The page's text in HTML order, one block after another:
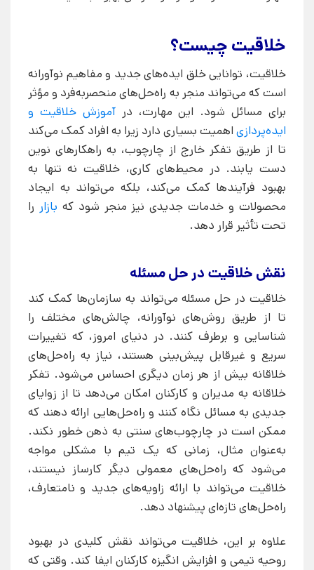
خلاقیت چیست؟
خلاقیت، توانایی خلق ایده‌های جدید و مفاهیم نوآورانه
است که می‌تواند منجر به راه‌حل‌های منحصربه‌فرد و مؤثر
برای مسائل شود. این مهارت، درآموزش خلاقیت و
ایده‌پردازی اهمیت بسیاری دارد زیرا به افراد کمک می‌کند
تا از طریق تفکر خارج از چارچوب، به راهکارهای نوین
دست یابند. در محیط‌های کاری، خلاقیت نه تنها به
بهبود فرآیندها کمک می‌کند، بلکه می‌تواند به ایجاد
محصولات و خدمات جدیدی نیز منجر شود که بازار را
تحت تأثیر قرار دهد.
نقش خلاقیت در حل مسئله
خلاقیت در حل مسئله می‌تواند به سازمان‌ها کمک کند
تا از طریق روش‌های نوآورانه، چالش‌های مختلف را
شناسایی و برطرف کنند. در دنیای امروز، که تغییرات
سریع و غیرقابل پیش‌بینی هستند، نیاز به راه‌حل‌های
خلاقانه بیش از هر زمان دیگری احساس می‌شود. تفکر
خلاقانه به مدیران و کارکنان امکان می‌دهد تا از زوایای
جدیدی به مسائل نگاه کنند و راه‌حل‌هایی ارائه دهند که
ممکن است در چارچوب‌های سنتی به ذهن خطور نکند.
به‌عنوان مثال، زمانی که یک تیم با مشکلی مواجه
می‌شود که راه‌حل‌های معمولی دیگر کارساز نیستند،
خلاقیت می‌تواند با ارائه زاویه‌های جدید و نامتعارف،
راه‌حل‌های تازه‌ای پیشنهاد دهد.
علاوه بر این، خلاقیت می‌تواند نقش کلیدی در بهبود
روحیه تیمی و افزایش انگیزه کارکنان ایفا کند. وقتی که